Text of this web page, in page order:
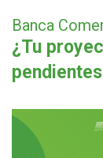
Banca
¿Tu